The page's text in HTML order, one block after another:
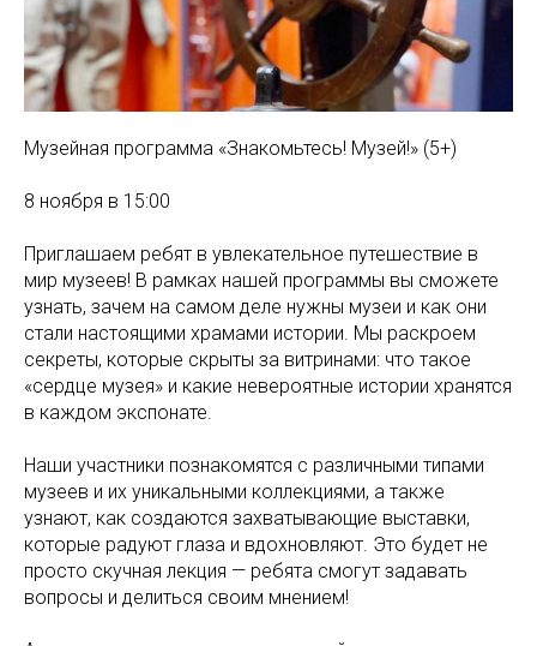
Музейная программа «Знакомьтесь! Музей!» (5+)
8 ноября в 15:00
Приглашаем ребят в увлекательное путешествие в
мир музеев! В рамках нашей программы вы сможете
узнать, зачем на самом деле нужны музеи и как они
стали настоящими храмами истории. Мы раскроем
секреты, которые скрыты за витринами: что такое
«сердце музея» и какие невероятные истории хранятся
в каждом экспонате.
Наши участники познакомятся с различными типами
музеев и их уникальными коллекциями, а также
узнают, как создаются захватывающие выставки,
которые радуют глаза и вдохновляют. Это будет не
просто скучная лекция — ребята смогут задавать
вопросы и делиться своим мнением!